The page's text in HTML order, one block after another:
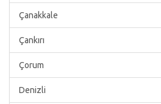
Çanakkale
Çankırı
Çorum
Denizli